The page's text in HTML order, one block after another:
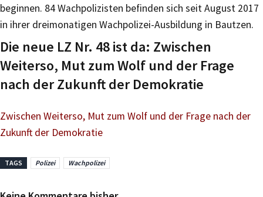
beginnen. 84 Wachpolizisten befinden sich seit August 2017
in ihrer dreimonatigen Wachpolizei-Ausbildung in Bautzen.
Die neue LZ Nr. 48 ist da: Zwischen
Weiterso, Mut zum Wolf und der Frage
nach der Zukunft der Demokratie
Zwischen Weiterso, Mut zum Wolf und der Frage nach der
Zukunft der Demokratie
TAGS Polizei Wachpolizei